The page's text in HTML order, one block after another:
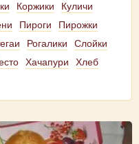
Коржики
Куличи
Пироги
Пирожки
Рогалики
Слойки
Хачапури
Хлеб